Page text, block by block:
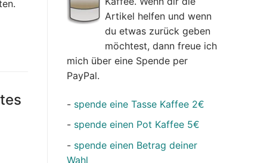
Artikel helfen und wenn
du etwas zurück geben
möchtest, dann freue ich
mich über eine Spende per
PayPal.
- spende eine Tasse Kaffee 2€
- spende einen Pot Kaffee 5€
- spende einen Betrag deiner
Wahl